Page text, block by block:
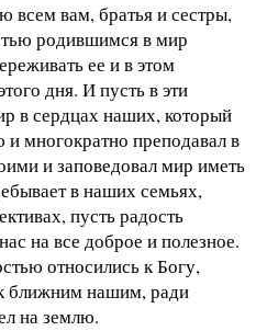
всем вам, братья и сестры,
родившимся в мир
ее и в этом
дня. И пусть в эти
в сердцах наших, который
многократно преподавал в
и заповедовал мир иметь
в наших семьях,
пусть радость
на все доброе и полезное.
относились к Богу,
ближним нашим, ради
на землю.